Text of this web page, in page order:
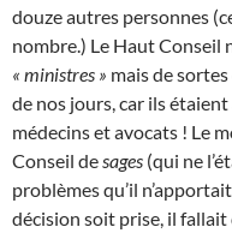
douze autres personnes
nombre.) Le Haut Conseil
« ministres » mais de
de nos jours, car ils
médecins et avocats ! Le
Conseil de sages (qui ne
problèmes qu’il
décision soit prise, il fallait